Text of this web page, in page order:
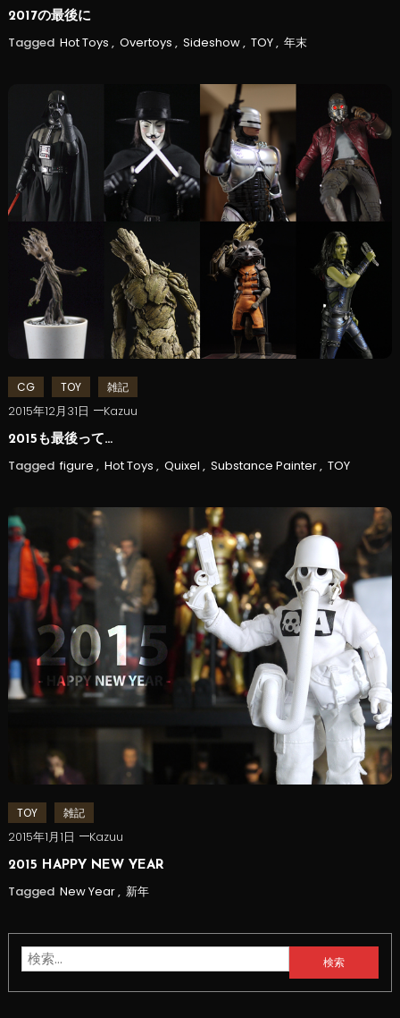
2017の最後に
Tagged Hot Toys , Overtoys , Sideshow, TOY, 年末
CG TOY 雑記
2015年12月31日 Kazuu
2015も最後って…
Tagged figure , Hot Toys , Quixel , Substance Painter, TOY
TOY 雑記
2015年1月1日 Kazuu
2015 HAPPY NEW YEAR
Tagged New Year, 新年
索: